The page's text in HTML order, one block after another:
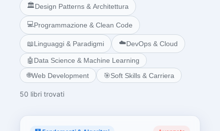
🏛️Design Patterns & Architettura
💻Programmazione & Clean Code
📖Linguaggi & Paradigmi ☁️DevOps & Cloud
🤖Data Science & Machine Learning
🌐Web Development 🎯Soft Skills & Carriera
50 libri trovati